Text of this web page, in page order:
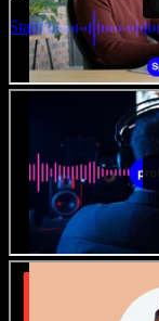
Start Studio